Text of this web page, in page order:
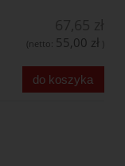
(netto: 55,00 zł )
do koszyka